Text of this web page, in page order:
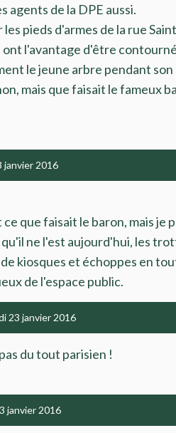
de la DPE aussi.
pieds d'armes de la rue
ont l'avantage d'être
le jeune arbre pendant
mais que faisait le fameux
janvier 2016
que faisait le baron, mais je
ne l'est aujourd'hui, les
kiosques et échoppes en
de l'espace public.
23 janvier 2016
du tout parisien !
janvier 2016